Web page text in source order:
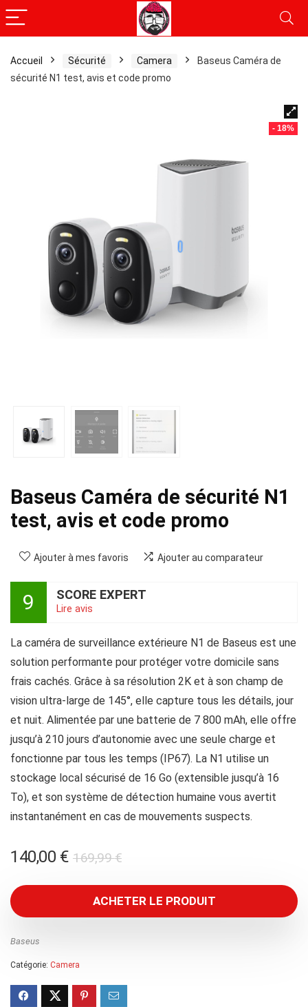
Accueil Sécurité Camera
Baseus Caméra de
sécurité N1 test, avis et code promo
- 18%
Baseus Caméra de sécurité N1
test, avis et code promo
Ajouter à mes favoris Ajouter au comparateur
9 SCORE EXPERT
Lire avis
La caméra de surveillance extérieure N1 de Baseus est une
solution performante pour protéger votre domicile sans
frais cachés. Grâce à sa résolution 2K et à son champ de
vision ultra-large de 145°, elle capture tous les détails, jour
et nuit. Alimentée par une batterie de 7 800 mAh, elle offre
jusqu’à 210 jours d’autonomie avec une seule charge et
fonctionne par tous les temps (IP67). La N1 utilise un
stockage local sécurisé de 16 Go (extensible jusqu’à 16
To), et son système de détection humaine vous avertit
instantanément en cas de mouvements suspects.
169,99€Le
initial
était :
140,00 €
Le
actuel
est :
ACHETER LE PRODUIT
Baseus
Catégorie: Camera